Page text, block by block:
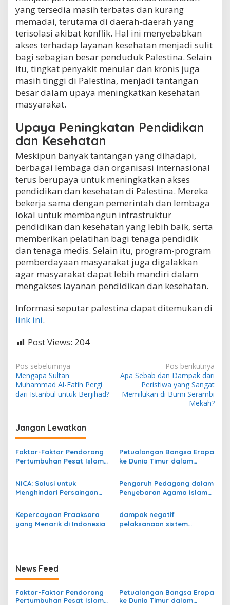
yang tersedia masih terbatas dan kurang
memadai, terutama di daerah-daerah yang
terisolasi akibat konflik. Hal ini menyebabkan
akses terhadap layanan kesehatan menjadi sulit
bagi sebagian besar penduduk Palestina. Selain
itu, tingkat penyakit menular dan kronis juga
masih tinggi di Palestina, menjadi tantangan
besar dalam upaya meningkatkan kesehatan
masyarakat.
Upaya Peningkatan Pendidikan
dan Kesehatan
Meskipun banyak tantangan yang dihadapi,
berbagai lembaga dan organisasi internasional
terus berupaya untuk meningkatkan akses
pendidikan dan kesehatan di Palestina. Mereka
bekerja sama dengan pemerintah dan lembaga
lokal untuk membangun infrastruktur
pendidikan dan kesehatan yang lebih baik, serta
memberikan pelatihan bagi tenaga pendidik
dan tenaga medis. Selain itu, program-program
pemberdayaan masyarakat juga digalakkan
agar masyarakat dapat lebih mandiri dalam
mengakses layanan pendidikan dan kesehatan.
Informasi seputar palestina dapat ditemukan di
link ini.
Post Views: 204
N
a
v
g
a
s
i
p
o
s
Pos sebelumnya
Mengapa Sultan
Muhammad Al-Fatih Pergi
dari Istanbul untuk Berjihad?
Pos berikutnya
Apa Sebab dan Dampak dari
Peristiwa yang Sangat
Memilukan di Bumi Serambi
Mekah?
Jangan Lewatkan
Faktor-Faktor Pendorong
Pertumbuhan Pesat Islam
Petualangan Bangsa Eropa
ke Dunia Timur dalam
Nasrani
NICA: Solusi untuk
Menghindari Persaingan
Belanda
Pengaruh Pedagang dalam
Penyebaran Agama Islam
Kepercayaan Praaksara
yang Menarik di Indonesia
dampak negatif
pelaksanaan sistem
News Feed
Faktor-Faktor Pendorong
Pertumbuhan Pesat Islam
Petualangan Bangsa Eropa
ke Dunia Timur dalam